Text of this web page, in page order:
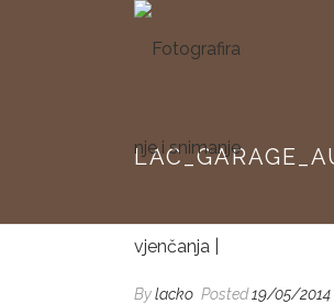
Bylacko Posted19/05/2014